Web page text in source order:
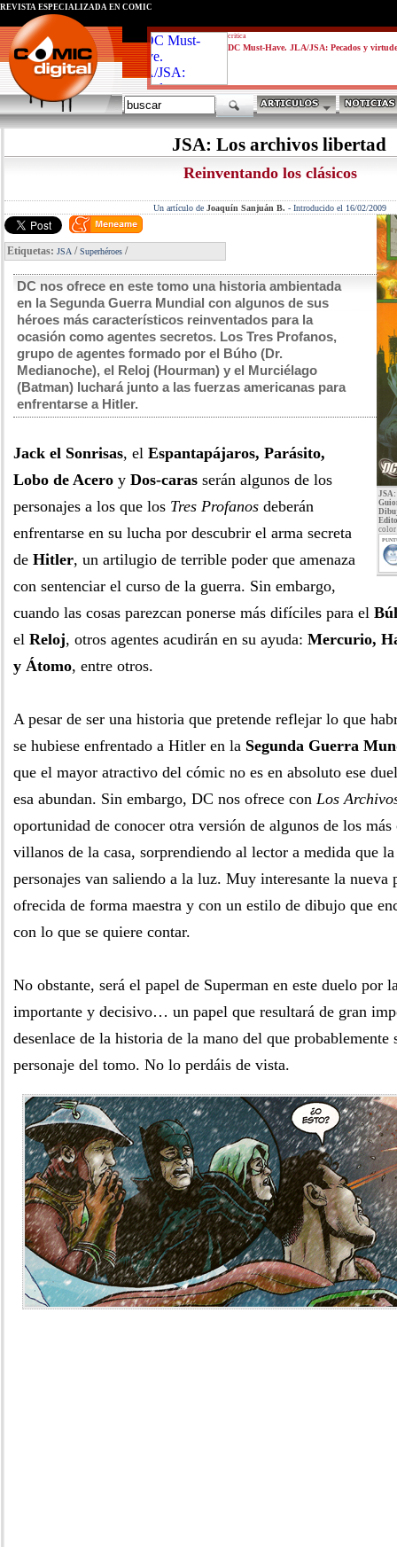
critica
DC Must-Have. JLA/JSA: Pecados y
REVISTA ESPECIALIZADA EN CÓMIC
JSA: Los archivos libertad
Reinventando los clásicos
Un artículo deJoaquín Sanjuán B. -Introducido el 16/02/2009
color
Etiquetas: JSA /Superhéroes /
DC nos ofrece en este tomo una historia ambientada
en la Segunda Guerra Mundial con algunos de sus
héroes más característicos reinventados para la
ocasión como agentes secretos. Los Tres Profanos,
grupo de agentes formado por el Búho (Dr.
Medianoche), el Reloj (Hourman) y el Murciélago
(Batman) luchará junto a las fuerzas americanas para
enfrentarse a Hitler.
Jack el Sonrisas, el Espantapájaros, Parásito,
Lobo de Acero y Dos-caras serán algunos de los
personajes a los que los Tres Profanos deberán
enfrentarse en su lucha por descubrir el arma secreta
de Hitler, un artilugio de terrible poder que amenaza
con sentenciar el curso de la guerra. Sin embargo,
cuando las cosas parezcan ponerse más difíciles para el
el Reloj, otros agentes acudirán en su ayuda: Mercurio,
y Átomo, entre otros.
A pesar de ser una historia que pretende reflejar lo que
se hubiese enfrentado a Hitler en la Segunda Guerra
que el mayor atractivo del cómic no es en absoluto ese
esa abundan. Sin embargo, DC nos ofrece con Los
oportunidad de conocer otra versión de algunos de los
villanos de la casa, sorprendiendo al lector a medida que
personajes van saliendo a la luz. Muy interesante la nueva
ofrecida de forma maestra y con un estilo de dibujo que
con lo que se quiere contar.
No obstante, será el papel de Superman en este duelo por
importante y decisivo… un papel que resultará de gran
desenlace de la historia de la mano del que probablemente
personaje del tomo. No lo perdáis de vista.